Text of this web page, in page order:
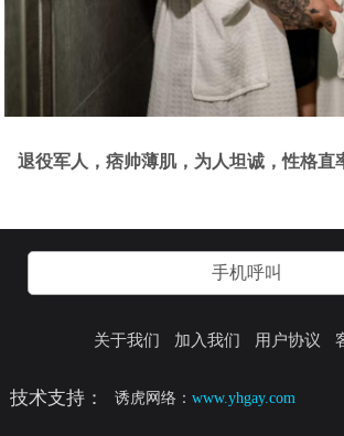
退役军人，痞帅薄肌，为人坦诚，性格直
手机呼叫
关于我们 加入我们 用户协议
技术支持： 诱虎网络：www.yhgay.com